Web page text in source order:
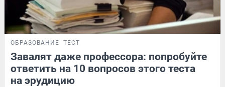
ОБРАЗОВАНИЕ ТЕСТ
Завалят даже профессора: попробуйте
ответить на 10 вопросов этого теста
на эрудицию